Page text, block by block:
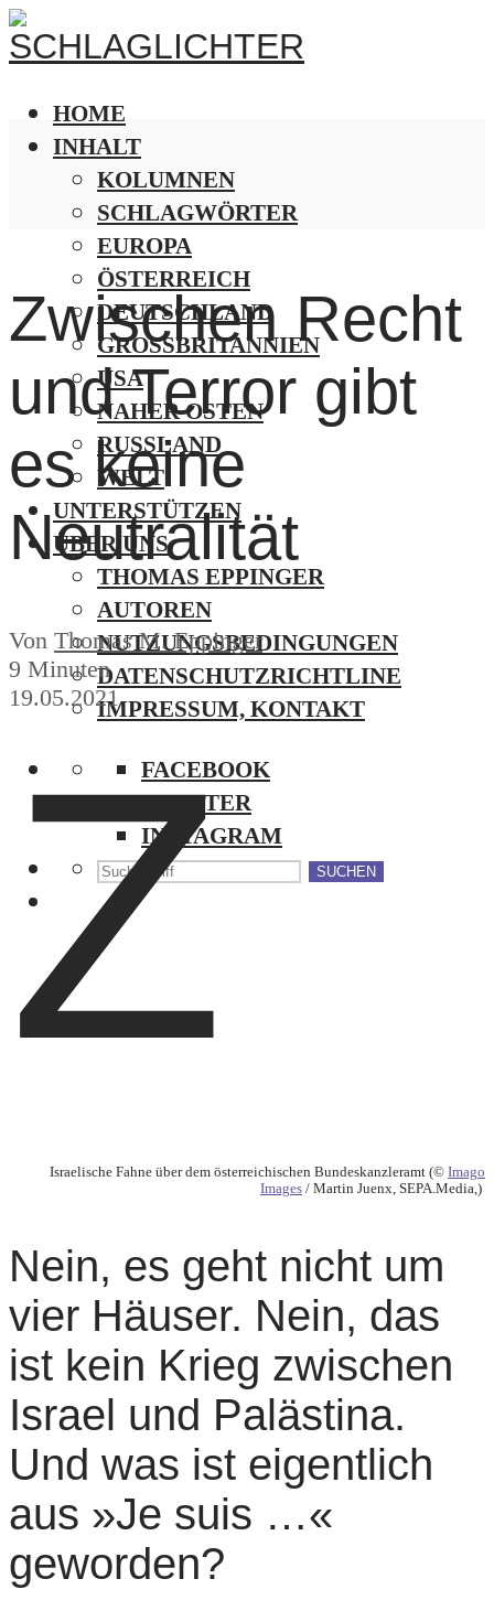
HOME
INHALT
KOLUMNEN
SCHLAGWÖRTER
EUROPA
ÖSTERREICH
DEUTSCHLAND
GROSSBRITANNIEN
USA
NAHER OSTEN
RUSSLAND
WELT
UNTERSTÜTZEN
ÜBER UNS
THOMAS EPPINGER
AUTOREN
NUTZUNGSBEDINGUNGEN
DATENSCHUTZRICHTLINE
IMPRESSUM, KONTAKT
FACEBOOK
TWITTER
INSTAGRAM
SUCHEN
Zwischen Recht
und Terror gibt
es keine
Neutralität
Von Thomas M. Eppinger
9 Minuten
19.05.2021
Z
Israelische Fahne über dem österreichischen Bundeskanzleramt (© Imago
Images / Martin Juenx, SEPA.Media,)
Nein, es geht nicht um
vier Häuser. Nein, das
ist kein Krieg zwischen
Israel und Palästina.
Und was ist eigentlich
aus »Je suis …«
geworden?